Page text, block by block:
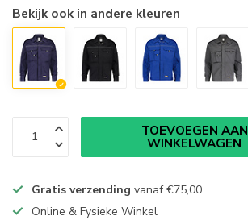
Bekijk ook in andere kleuren
TOEVOEGEN AAN
WINKELWAGEN
Gratis verzending vanaf€75,00
Online & Fysieke Winkel